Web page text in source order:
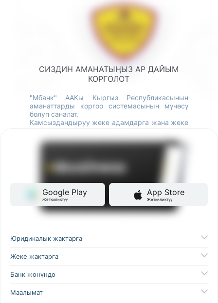
СИЗДИН АМАНАТЫҢЫЗ АР ДАЙЫМ
КОРГОЛОТ
"Mбанк" ААКы Кыргыз Республикасынын
аманаттарды коргоо системасынын мүчөсү
болуп саналат.
Камсыздандыруу жеке адамдарга жана жеке
карата гана колдонулат.
Google Play
Жеткиликтүү
App Store
Жеткиликтүү
Юридикалык жактарга
Жеке жактарга
Банк жөнүндө
Маалымат